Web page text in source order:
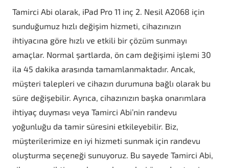
Tamirci Abi olarak, iPad Pro 11 inç 2. Nesil A2068 için
sunduğumuz hızlı değişim hizmeti, cihazınızın
ihtiyacına göre hızlı ve etkili bir çözüm sunmayı
amaçlar. Normal şartlarda, ön cam değişimi işlemi 30
ila 45 dakika arasında tamamlanmaktadır. Ancak,
müşteri talepleri ve cihazın durumuna bağlı olarak bu
süre değişebilir. Ayrıca, cihazınızın başka onarımlara
ihtiyaç duyması veya Tamirci Abi’nin randevu
yoğunluğu da tamir süresini etkileyebilir. Biz,
müşterilerimize en iyi hizmeti sunmak için randevu
oluşturma seçeneği sunuyoruz. Bu sayede Tamirci Abi,